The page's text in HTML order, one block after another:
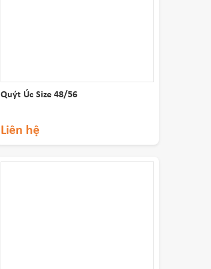
Quýt Úc Size 48/56
Liên hệ